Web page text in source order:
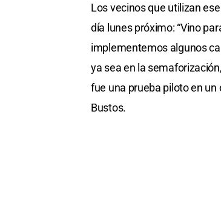
Los vecinos que utilizan
día lunes próximo: “Vino
implementemos algunos
ya sea en la
fue una prueba piloto en
Bustos.